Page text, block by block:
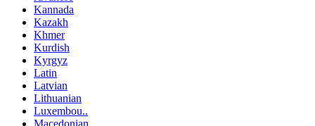
Kannada
Kazakh
Khmer
Kurdish
Kyrgyz
Latin
Latvian
Lithuanian
Luxembou..
Macedonian